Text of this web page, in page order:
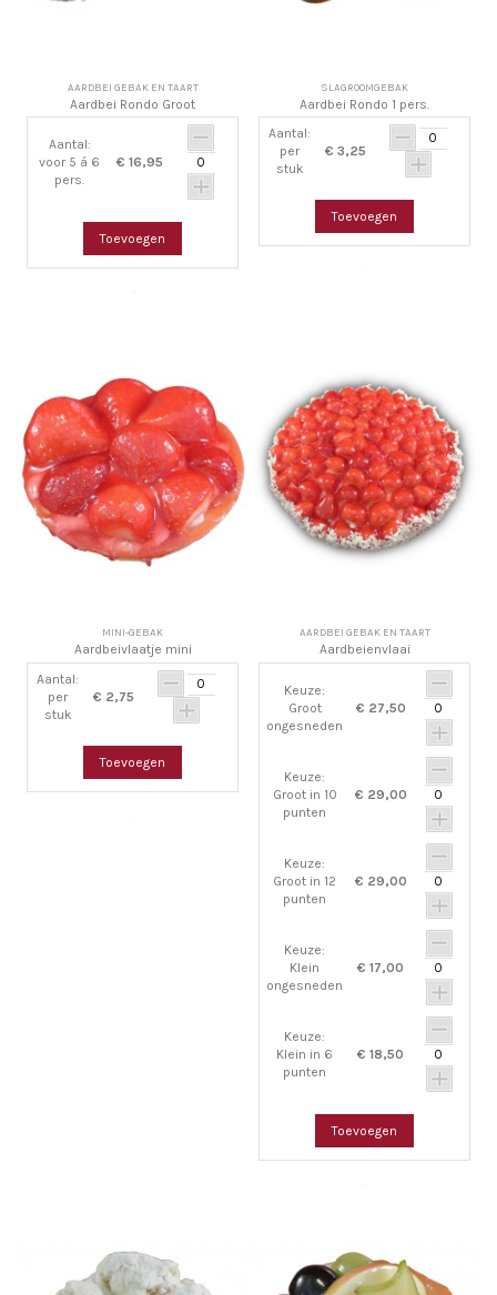
AARDBEI GEBAK EN TAART
Aardbei Rondo Groot
Aantal:
voor 5 á 6
pers.
€ 16,95
Toevoegen
SLAGROOMGEBAK
Aardbei Rondo 1 pers.
Aantal:
per
stuk
€ 3,25
Toevoegen
MINI-GEBAK
Aardbeivlaatje mini
Aantal:
per
stuk
€ 2,75
Toevoegen
AARDBEI GEBAK EN TAART
Aardbeienvlaai
Keuze:
Groot
ongesneden
€ 27,50
Keuze:
Groot in 10
punten
€ 29,00
Keuze:
Groot in 12
punten
€ 29,00
Keuze:
Klein
ongesneden
€ 17,00
Keuze:
Klein in 6
punten
€ 18,50
Toevoegen